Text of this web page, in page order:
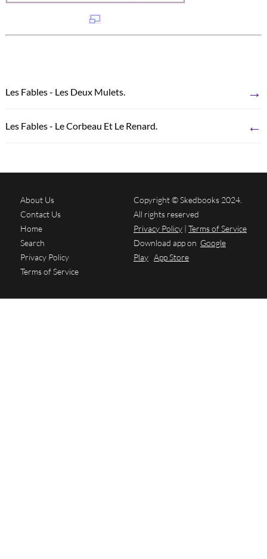
Les Fables - Les Deux Mulets. →
Les Fables - Le Corbeau Et Le Renard. ←
About Us
Contact Us
Home
Search
Privacy Policy
Terms of Service
Copyright © Skedbooks 2024.
All rights reserved
Privacy Policy | Terms of Service
Download app on Google
Play App Store